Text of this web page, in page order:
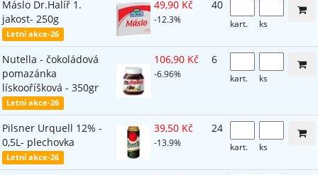
Máslo Dr.Halíř 1.
jakost- 250g
Letní akce-26
49,90 Kč
-12.3%
40
kart. ks
Nutella - čokoládová
pomazánka
lískooříšková - 350gr
Letní akce-26
106,90 Kč
-6.96%
6
kart. ks
Pilsner Urquell 12% -
0,5L- plechovka
Letní akce-26
39,50 Kč
-13.9%
24
kart. ks